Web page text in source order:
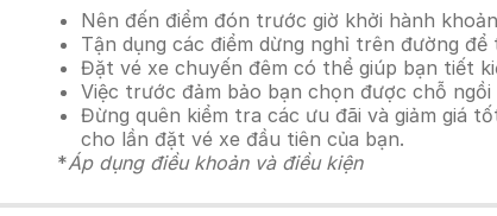
Nên đến điểm đón trước giờ khởi hành
Tận dụng các điểm dừng nghỉ trên đường để
Đặt vé xe chuyến đêm có thể giúp bạn tiết
Việc trước đảm bảo bạn chọn được chỗ
Đừng quên kiểm tra các ưu đãi và giảm giá
cho lần đặt vé xe đầu tiên của bạn.
*Áp dụng điều khoản và điều kiện